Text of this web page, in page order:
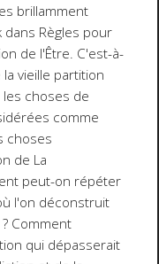
brillamment
Règles pour
de l'Être. C'est-à-
vieille partition
choses de
comme
choses
de La
peut-on répéter
l'on déconstruit
Comment
qui dépasserait